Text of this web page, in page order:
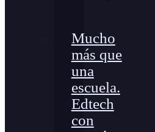
Mucho
más que
una
escuela.
Edtech
con